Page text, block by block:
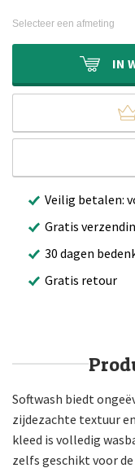
Selecteer een afmeting
IN
Veilig betalen:
Gratis
30 dagen
Gratis retour
Softwash biedt
zijdezachte textuur
kleed is volledig
zelfs geschikt voor